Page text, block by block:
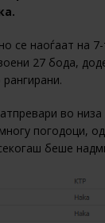
се наоѓаат на
27 бода,
во
погодоци,
беше